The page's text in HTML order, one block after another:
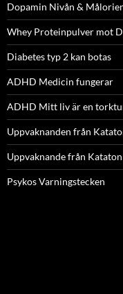
Dopamin Nivån &
Whey Proteinpulver mot
Diabetes typ 2 kan botas
ADHD Medicin fungerar
ADHD Mitt liv är en
Uppvaknanden från
Uppvaknande från
Psykos Varningstecken